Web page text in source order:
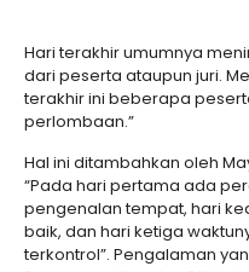
Hari terakhir umumnya
dari peserta ataupun juri.
terakhir ini beberapa
perlombaan.”
Hal ini ditambahkan oleh
“Pada hari pertama ada
pengenalan tempat, hari
baik, dan hari ketiga
terkontrol”. Pengalaman